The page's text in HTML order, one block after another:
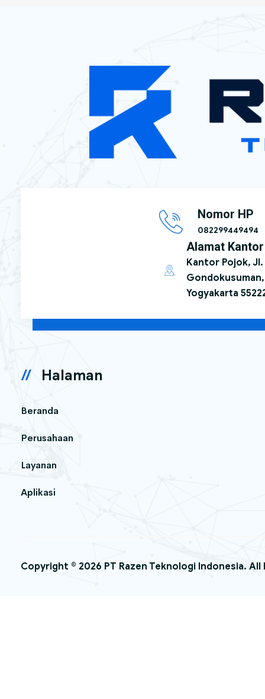
Nomor HP
082299449494
Alamat Kantor
Kantor Pojok,
Yogyakarta
Halaman
Beranda
Perusahaan
Layanan
Aplikasi
Copyright © 2026 PT Razen Teknologi Indonesia. All